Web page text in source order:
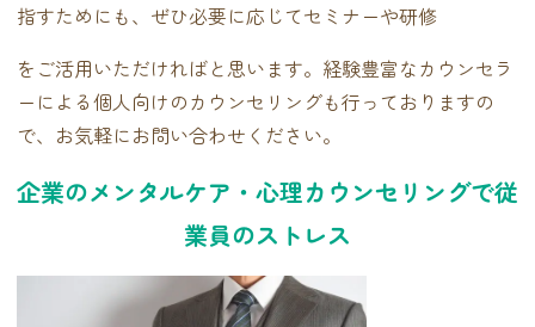
指すためにも、ぜひ必要に応じてセミナーや研修
をご活用いただければと思います。経験豊富なカウンセラ
ーによる個人向けのカウンセリングも行っておりますの
で、お気軽にお問い合わせください。
企業のメンタルケア・心理カウンセリングで従
業員のストレス